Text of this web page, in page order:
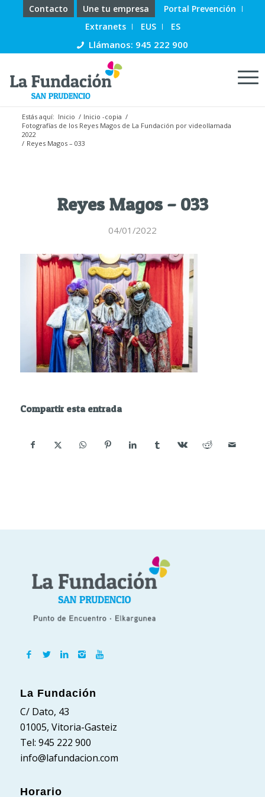
Contacto Une tu empresa
Portal Prevención
Extranets
EUS ES
Llámanos: 945 222 900
Estás aquí: Inicio / Inicio -copia /
Fotografías de los Reyes Magos de La Fundación por videollamada
2022
/ Reyes Magos – 033
Reyes Magos – 033
04/01/2022
Compartir esta entrada
La Fundación
C/ Dato, 43
01005, Vitoria-Gasteiz
Tel: 945 222 900
info@lafundacion.com
Horario